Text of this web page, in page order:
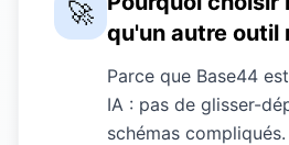
🚀
qu'un autre outil
Parce que Base44
IA : pas de glisser-
schémas compliqués.